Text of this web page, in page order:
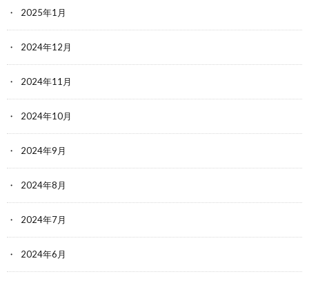
2025年1月
2024年12月
2024年11月
2024年10月
2024年9月
2024年8月
2024年7月
2024年6月